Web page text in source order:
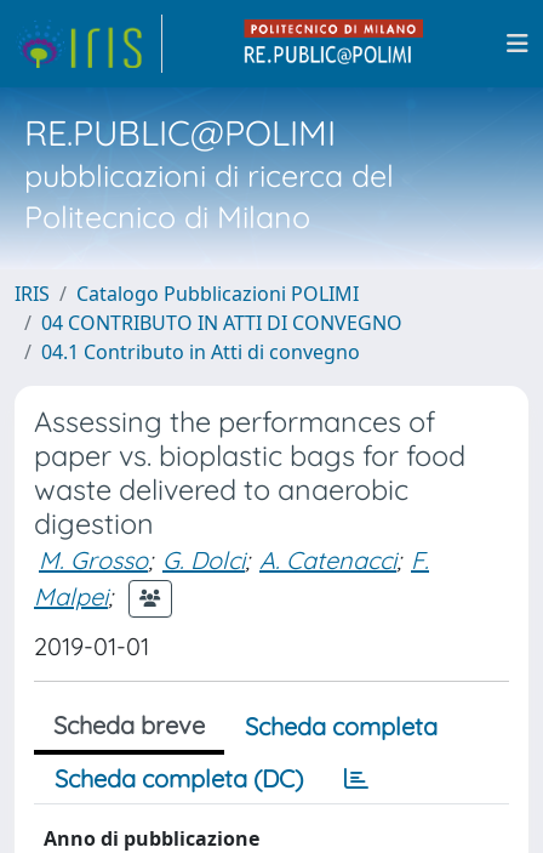
RE.PUBLIC@POLIMI
pubblicazioni di ricerca del
Politecnico di Milano
IRIS
Catalogo Pubblicazioni POLIMI
04 CONTRIBUTO IN ATTI DI CONVEGNO
04.1 Contributo in Atti di convegno
Assessing the performances of
paper vs. bioplastic bags for food
waste delivered to anaerobic
digestion
M. Grosso; G. Dolci; A. Catenacci; F.
Malpei;
2019-01-01
Scheda breve
Scheda completa
Scheda completa (DC)
Anno di pubblicazione